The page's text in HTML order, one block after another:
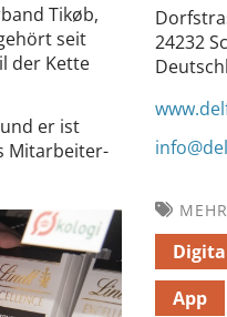
Tikøb,
seit
der Kette
er ist
Mitarbeiter-
24232
App